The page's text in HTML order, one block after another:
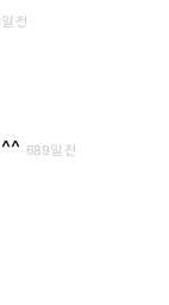
전
^^ 689일 전